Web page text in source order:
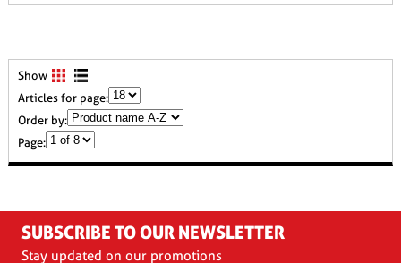
Show
Articles for page:
Order by:
Page:
SUBSCRIBE TO OUR NEWSLETTER
Stay updated on our promotions